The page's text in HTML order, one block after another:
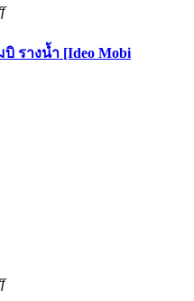
บิ รางน้ำ [Ideo Mobi